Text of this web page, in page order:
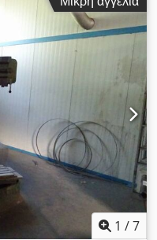
μύτης άξονα/τραπέζι:
άξονα/τραπέζι: 1200 mm
x 1000 mm Αντίκεντρο
σύστημα σύσφιξης
πρόωση μη
380 V Διαστάσεις (Μ x Π x
4 t
1 /7